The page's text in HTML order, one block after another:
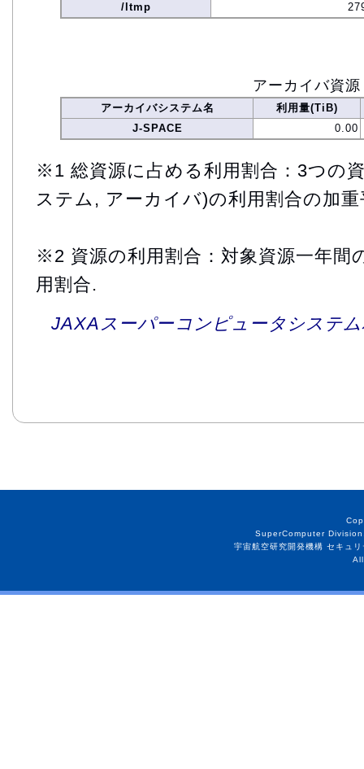
/ltmp
アーカイバ資源
アーカイバシステム名
利用量(TiB)
J-SPACE
0.00
※1 総資源に占める利用割合：3つの
ステム, アーカイバ)の利用割合の加重
※2 資源の利用割合：対象資源一年間
用割合.
JAXAスーパーコンピュータシステ
SuperComputer
宇宙航空研究開発機構 セキュ